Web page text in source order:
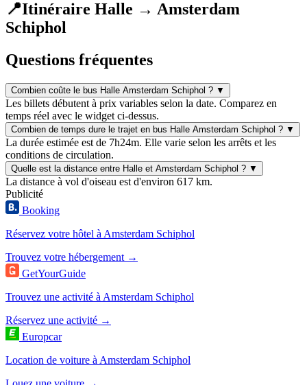
📍Itinéraire Halle → Amsterdam
Schiphol
Questions fréquentes
Combien coûte le bus Halle Amsterdam Schiphol ? ▼
Les billets débutent à prix variables selon la date. Comparez en
temps réel avec le widget ci-dessus.
Combien de temps dure le trajet en bus Halle Amsterdam Schiphol ? ▼
La durée estimée est de 7h24m. Elle varie selon les arrêts et les
conditions de circulation.
Quelle est la distance entre Halle et Amsterdam Schiphol ? ▼
La distance à vol d'oiseau est d'environ 617 km.
Publicité
Booking
Réservez votre hôtel à Amsterdam Schiphol
Trouvez votre hébergement →
GetYourGuide
Trouvez une activité à Amsterdam Schiphol
Réservez une activité →
Europcar
Location de voiture à Amsterdam Schiphol